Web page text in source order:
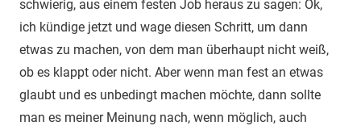
schwierig, aus einem festen Job heraus zu sagen: Ok,
ich kündige jetzt und wage diesen Schritt, um dann
etwas zu machen, von dem man überhaupt nicht weiß,
ob es klappt oder nicht. Aber wenn man fest an etwas
glaubt und es unbedingt machen möchte, dann sollte
man es meiner Meinung nach, wenn möglich, auch